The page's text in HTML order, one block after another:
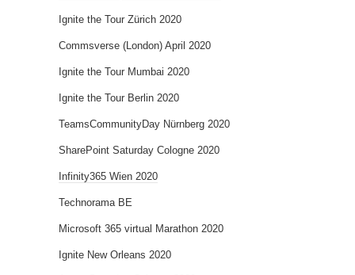
Ignite the Tour Zürich 2020
Commsverse (London) April 2020
Ignite the Tour Mumbai 2020
Ignite the Tour Berlin 2020
TeamsCommunityDay Nürnberg 2020
SharePoint Saturday Cologne 2020
Infinity365 Wien 2020
Technorama BE
Microsoft 365 virtual Marathon 2020
Ignite New Orleans 2020